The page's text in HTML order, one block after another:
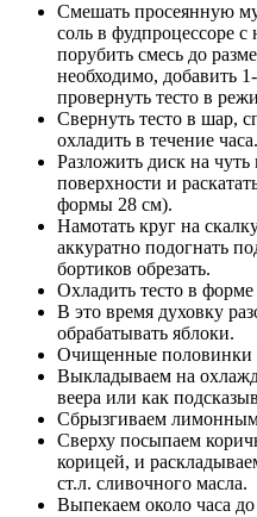
Смешать просеянную
соль в фудпроцессоре
порубить смесь до
необходимо, добавить
провернуть тесто в
Свернуть тесто в шар,
охладить в течение часа.
Разложить диск на
поверхности и
формы 28 см).
Намотать круг на
аккуратно подогнать
бортиков обрезать.
Охладить тесто в
В это время духовку
обрабатывать яблоки.
Очищенные половинки
Выкладываем на
веера или как
Сбрызгиваем
Сверху посыпаем
корицей, и
ст.л. сливочного масла.
Выпекаем около часа до